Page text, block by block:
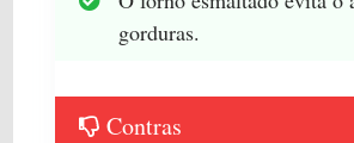
gorduras.
Contras